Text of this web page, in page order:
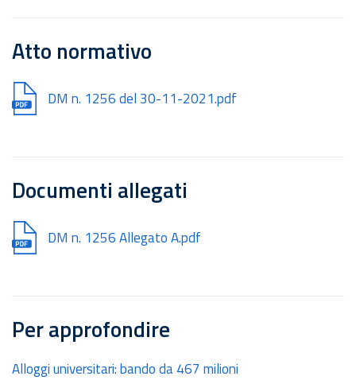
Atto normativo
Document
DM n. 1256 del 30-11-2021.pdf
Documenti allegati
Document
DM n. 1256 Allegato A.pdf
Per approfondire
Alloggi universitari: bando da 467 milioni